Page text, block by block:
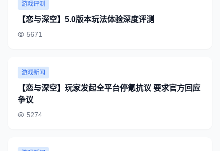
游戏评测
【恋与深空】5.0版本玩法体验深度评测
5671
游戏新闻
【恋与深空】玩家发起全平台停氪抗议 要求官方回应
争议
5274